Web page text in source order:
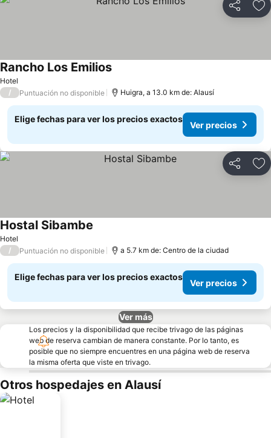
Compartir
Hotel
Rancho Los EmiliosVer precios
/ Puntuación no disponible Huigra, a 13.0 km de: Alausí
Elige fechas para ver los precios exactos
Ver precios
Compartir
Hotel
Hostal Sibambe
/ Puntuación no disponible a 5.7 km de: Centro de la ciudad
Elige fechas para ver los precios exactos
Ver precios
Ver más
Los precios y la disponibilidad que recibe trivago de las páginas
web de reserva cambian de manera constante. Por lo tanto, es
posible que no siempre encuentres en una página web de reserva
la misma oferta que viste en trivago.
Otros hospedajes en Alausí